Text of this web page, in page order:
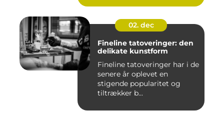
02. dec
Fineline tatoveringer: den
delikate kunstform
Fineline tatoveringer har i de
senere år oplevet en
stigende popularitet og
tiltrækker b...